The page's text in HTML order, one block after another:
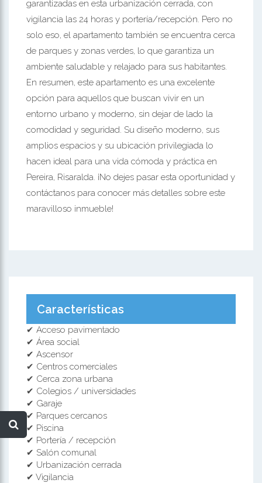
garantizadas en esta urbanización cerrada, con
vigilancia las 24 horas y portería/recepción. Pero no
solo eso, el apartamento también se encuentra cerca
de parques y zonas verdes, lo que garantiza un
ambiente saludable y relajado para sus habitantes.
En resumen, este apartamento es una excelente
opción para aquellos que buscan vivir en un
entorno urbano y moderno, sin dejar de lado la
comodidad y seguridad. Su diseño moderno, sus
amplios espacios y su ubicación privilegiada lo
hacen ideal para una vida cómoda y práctica en
Pereira, Risaralda. ¡No dejes pasar esta oportunidad y
contáctanos para conocer más detalles sobre este
maravilloso inmueble!
Características
✔ Acceso pavimentado
✔ Área social
✔ Ascensor
✔ Centros comerciales
✔ Cerca zona urbana
✔ Colegios / universidades
✔ Garaje
✔ Parques cercanos
✔ Piscina
✔ Portería / recepción
✔ Salón comunal
✔ Urbanización cerrada
✔ Vigilancia